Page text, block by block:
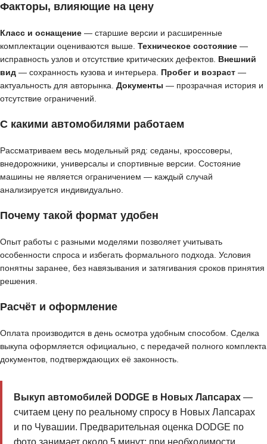
Факторы, влияющие на цену
Класс и оснащение — старшие версии и расширенные
комплектации оцениваются выше. Техническое состояние —
исправность узлов и отсутствие критических дефектов. Внешний
вид — сохранность кузова и интерьера. Пробег и возраст —
актуальность для авторынка. Документы — прозрачная история и
отсутствие ограничений.
С какими автомобилями работаем
Рассматриваем весь модельный ряд: седаны, кроссоверы,
внедорожники, универсалы и спортивные версии. Состояние
машины не является ограничением — каждый случай
анализируется индивидуально.
Почему такой формат удобен
Опыт работы с разными моделями позволяет учитывать
особенности спроса и избегать формального подхода. Условия
понятны заранее, без навязывания и затягивания сроков принятия
решения.
Расчёт и оформление
Оплата производится в день осмотра удобным способом. Сделка
выкупа оформляется официально, с передачей полного комплекта
документов, подтверждающих её законность.
Выкуп автомобилей DODGE в Новых Лапсарах—
считаем цену по реальному спросу в Новых Лапсарах
и по Чувашии. Предварительная оценка DODGE по
фото занимает около 5 минут; при необходимости